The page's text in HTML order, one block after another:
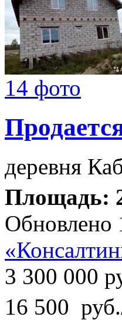
14 фото
деревня
Площадь:
Обновлено
3 300 000
16 500